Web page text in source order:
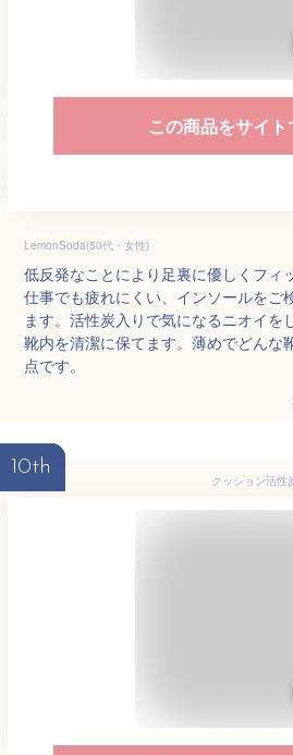
この商品をサイト
LemonSoda(50代・女性)
低反発なことにより足裏に優しくフィ
仕事でも疲れにくい、インソールをご
ます。活性炭入りで気になるニオイを
靴内を清潔に保てます。薄めでどんな
点です。
10th
クッション活性